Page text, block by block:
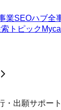
業SEOハブ全
トピック
・出願サポート